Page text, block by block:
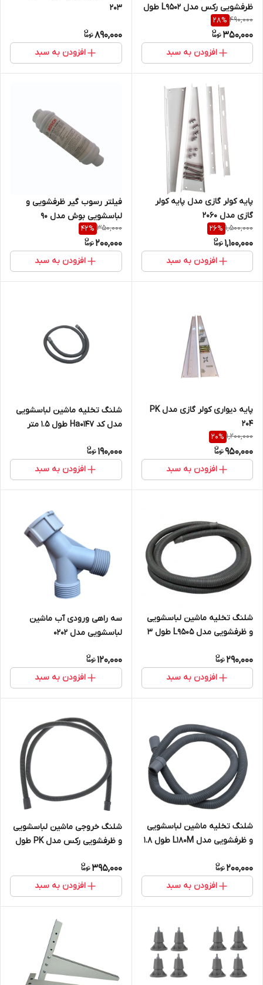
ظرفشویی رکس مدل L9502 طول
2 متر
490,000
28%
350,000
افزودن به سبد
203
890,000
افزودن به سبد
پایه کولر گازی مدل پایه کولر
گازی مدل 2060
1,500,000
26%
1,100,000
افزودن به سبد
فیلتر رسوب گیر ظرفشویی و
لباسشویی بوش مدل 90
350,000
42%
200,000
افزودن به سبد
پایه دیواری کولر گازی مدل PK
204
1,200,000
20%
950,000
افزودن به سبد
شلنگ تخلیه ماشین لباسشویی
مدل کد Ha0147 طول 1.5 متر
190,000
افزودن به سبد
شلنگ تخلیه ماشین لباسشویی
و ظرفشویی مدل L9505 طول 3
290,000
افزودن به سبد
سه راهی ورودی آب ماشین
لباسشویی مدل 0202
120,000
افزودن به سبد
شلنگ تخلیه ماشین لباسشویی
و ظرفشویی مدل L180M طول 1.8
200,000
افزودن به سبد
شلنگ خروجی ماشین لباسشویی
و ظرفشویی رکس مدل PK طول
395,000
افزودن به سبد